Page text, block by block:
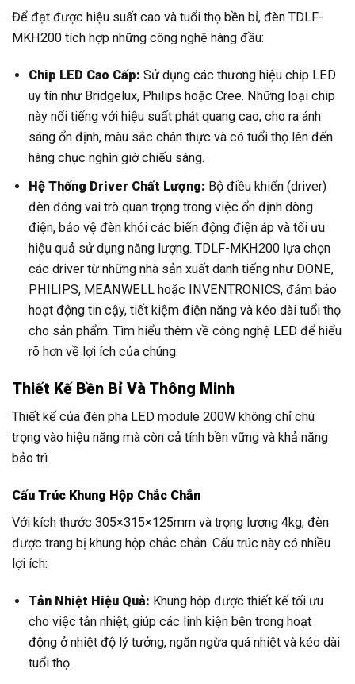
Để đạt được hiệu suất cao và tuổi thọ bền bỉ, đèn TDLF-
MKH200 tích hợp những công nghệ hàng đầu:
Chip LED Cao Cấp: Sử dụng các thương hiệu chip LED
uy tín như Bridgelux, Philips hoặc Cree. Những loại chip
này nổi tiếng với hiệu suất phát quang cao, cho ra ánh
sáng ổn định, màu sắc chân thực và có tuổi thọ lên đến
hàng chục nghìn giờ chiếu sáng.
Hệ Thống Driver Chất Lượng: Bộ điều khiển (driver)
đèn đóng vai trò quan trọng trong việc ổn định dòng
điện, bảo vệ đèn khỏi các biến động điện áp và tối ưu
hiệu quả sử dụng năng lượng. TDLF-MKH200 lựa chọn
các driver từ những nhà sản xuất danh tiếng như DONE,
PHILIPS, MEANWELL hoặc INVENTRONICS, đảm bảo
hoạt động tin cậy, tiết kiệm điện năng và kéo dài tuổi thọ
cho sản phẩm. Tìm hiểu thêm về công nghệ LED để hiểu
rõ hơn về lợi ích của chúng.
Thiết Kế Bền Bỉ Và Thông Minh
Thiết kế của đèn pha LED module 200W không chỉ chú
trọng vào hiệu năng mà còn cả tính bền vững và khả năng
bảo trì.
Cấu Trúc Khung Hộp Chắc Chắn
Với kích thước 305×315×125mm và trọng lượng 4kg, đèn
được trang bị khung hộp chắc chắn. Cấu trúc này có nhiều
lợi ích:
Tản Nhiệt Hiệu Quả: Khung hộp được thiết kế tối ưu
cho việc tản nhiệt, giúp các linh kiện bên trong hoạt
động ở nhiệt độ lý tưởng, ngăn ngừa quá nhiệt và kéo dài
tuổi thọ.